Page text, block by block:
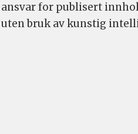
ansvar for publisert
uten bruk av kunstig